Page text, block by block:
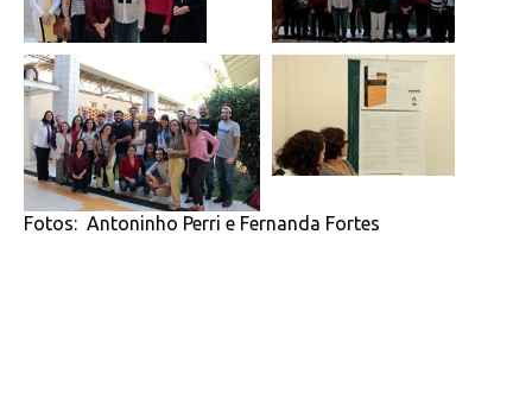
Fotos: Antoninho Perri e Fernanda Fortes